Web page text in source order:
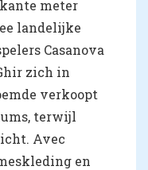
meter
landelijke
Casanova
zich in
verkoopt
terwijl
Avec
en